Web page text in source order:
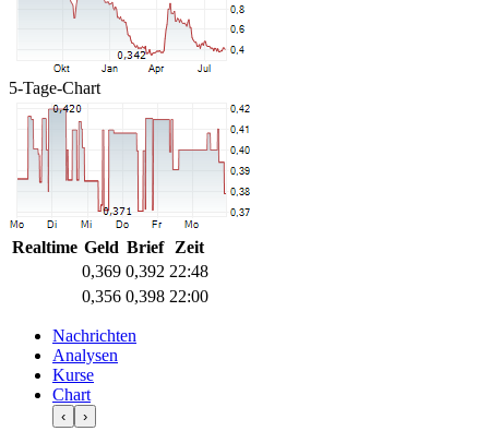
5-Tage-Chart
Realtime Geld Brief
Zeit
0,369 0,392 22:48
0,356 0,398 22:00
Nachrichten
Analysen
Kurse
Chart
‹ ›